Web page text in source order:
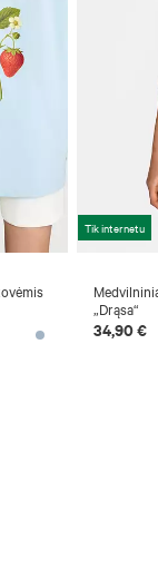
Tik internetu
„Drąsa“
34,90 €